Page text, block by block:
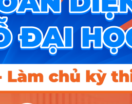
ĐĂNG KÝ NGAY
Công cụ
Trắc nghiệm MBTI